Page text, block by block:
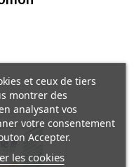
et ceux de tiers
montrer des
analysant vos
votre consentement
Accepter.
les cookies